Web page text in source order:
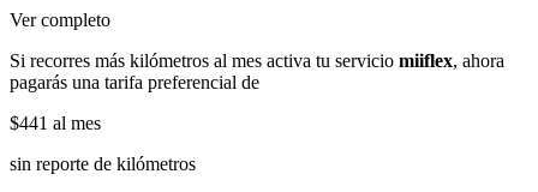
Ver completo
Si recorres más kilómetros al mes activa tu servicio miiflex, ahora
pagarás una tarifa preferencial de
$441 al mes
sin reporte de kilómetros